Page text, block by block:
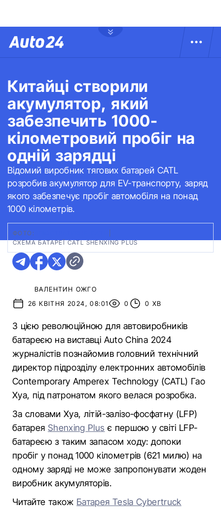
Китайці створили
акумулятор, який
забезпечить 1000-
кілометровий пробіг на
одній зарядці
Відомий виробник тягових батарей CATL
розробив акумулятор для EV-транспорту, заряд
якого забезпечує пробіг автомобіля на понад
1000 кілометрів.
ФОТО:
СХЕМА БАТАРЕЇ CATL SHENXING PLUS
ВАЛЕНТИН ОЖГО
26 КВІТНЯ 2024, 08:01
0 0 ХВ
З цією революційною для автовиробників
батареєю на виставці Auto China 2024
журналістів познайомив головний технічний
директор підрозділу електронних автомобілів
Contemporary Amperex Technology (CATL) Гао
Хуа, під патронатом якого велася розробка.
За словами Хуа, літій-залізо-фосфатну (LFP)
батарея Shenxing Plus є першою у світі LFP-
батареєю з таким запасом ходу: допоки
пробіг у понад 1000 кілометрів (621 милю) на
одному заряді не може запропонувати жоден
виробник акумуляторів.
Читайте також Батарея Tesla Cybertruck